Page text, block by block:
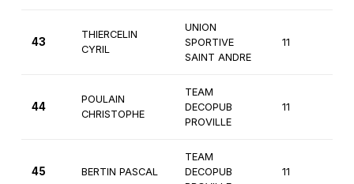
43
THIERCELIN
CYRIL
UNION
SPORTIVE
SAINT ANDRE
11
44
POULAIN
CHRISTOPHE
TEAM
DECOPUB
PROVILLE
11
45 BERTIN PASCAL
TEAM
DECOPUB
11